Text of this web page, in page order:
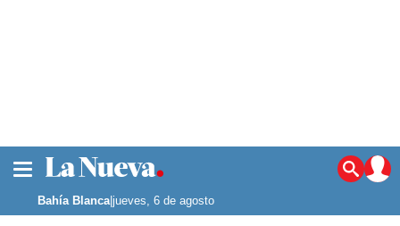
Noticias
La ciudad
Punta Alta
Bahía Blanca|jueves, 6 de agosto